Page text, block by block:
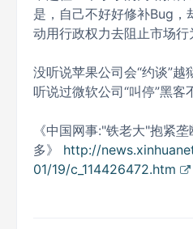
是，自己不好好修补Bug，
动用行政权力去阻止市场行
没听说苹果公司会“约谈”
听说过微软公司“叫停”黑客
《中国网事:"铁老大"抱紧
多》 http://
01/19/c_114426472.htm